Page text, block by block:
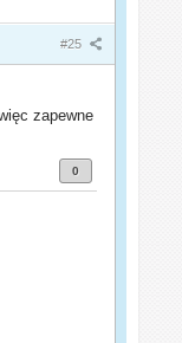
#25
zapewne
0